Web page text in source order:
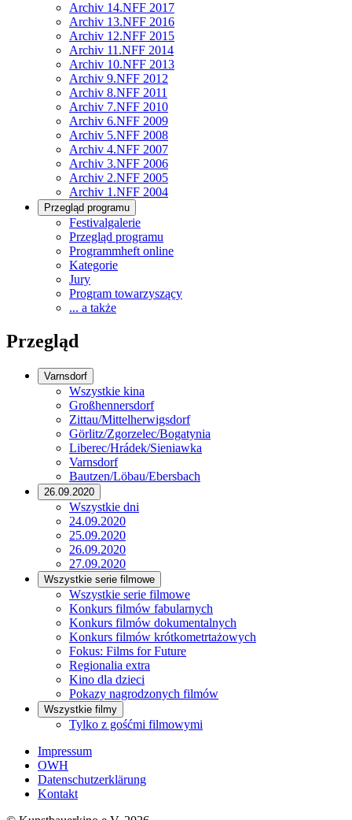
Archiv 14.NFF 2017
Archiv 13.NFF 2016
Archiv 12.NFF 2015
Archiv 11.NFF 2014
Archiv 10.NFF 2013
Archiv 9.NFF 2012
Archiv 8.NFF 2011
Archiv 7.NFF 2010
Archiv 6.NFF 2009
Archiv 5.NFF 2008
Archiv 4.NFF 2007
Archiv 3.NFF 2006
Archiv 2.NFF 2005
Archiv 1.NFF 2004
Przegląd programu
Festivalgalerie
Przegląd programu
Programmheft online
Kategorie
Jury
Program towarzyszący
... a także
Przegląd
Varnsdorf
Wszystkie kina
Großhennersdorf
Zittau/Mittelherwigsdorf
Görlitz/Zgorzelec/Bogatynia
Liberec/Hrádek/Sieniawka
Varnsdorf
Bautzen/Löbau/Ebersbach
26.09.2020
Wszystkie dni
24.09.2020
25.09.2020
26.09.2020
27.09.2020
Wszystkie serie filmowe
Wszystkie serie filmowe
Konkurs filmów fabularnych
Konkurs filmów dokumentalnych
Konkurs filmów krótkometrtażowych
Fokus: Films for Future
Regionalia extra
Kino dla dzieci
Pokazy nagrodzonych filmów
Wszystkie filmy
Tylko z gośćmi filmowymi
Impressum
OWH
Datenschutzerklärung
Kontakt